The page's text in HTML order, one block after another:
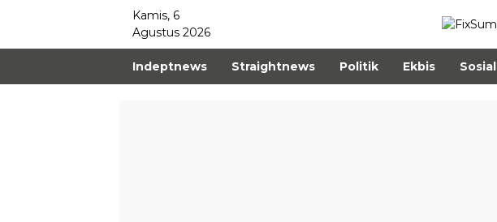
Kamis, 6
Agustus 2026
Indeptnews Straightnews Politik Ekbis Sosial